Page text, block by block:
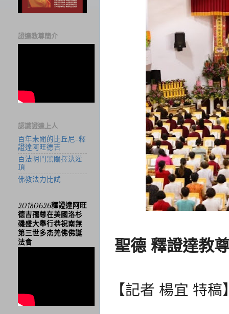
聖德 釋證達教
【記者 楊宜 特稿
證達教尊簡介
認識證達上人
百年未聞的比丘尼-釋
證達阿旺德吉
百法明門黑關擇決灌
頂
佛教法力比試
20180626釋證達阿旺
德吉孺尊在美國洛杉
磯盛大舉行恭祝南無
第三世多杰羌佛佛誕
法會